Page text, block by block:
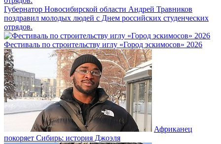
Губернатор Новосибирской области Андрей Травников
поздравил молодых людей с Днем российских студенческих
отрядов.
Фестиваль по строительству иглу «Город эскимосов» 2026
Африканец
покоряет Сибирь: история Джоэля